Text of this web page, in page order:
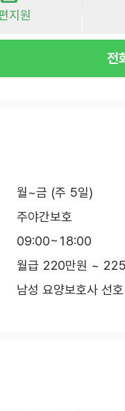
지원
전
월~금 (주 5일)
주야간보호
09:00~18:00
월급 220만원 ~
남성 요양보호사 선호